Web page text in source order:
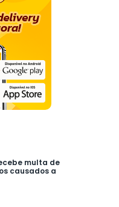
multa de
causados a